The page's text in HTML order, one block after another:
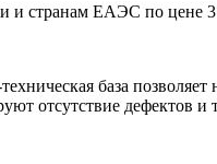
и странам ЕАЭС по цене
база позволяет
отсутствие дефектов и